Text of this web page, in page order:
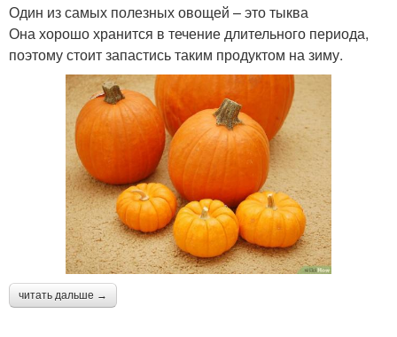
Один из самых полезных овощей – это тыква
Она хорошо хранится в течение длительного периода,
поэтому стоит запастись таким продуктом на зиму.
читать дальше →